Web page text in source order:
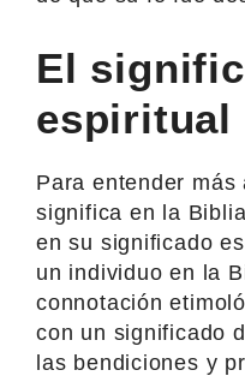
El
espiritual
Para entender
significa en la
en su significado
un individuo en la
connotación
con un significado
las bendiciones y